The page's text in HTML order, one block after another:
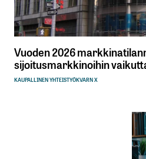
Vuoden 2026
sijoitusmarkkinoihin
KAUPALLINEN YHTEISTYÖKVARN X